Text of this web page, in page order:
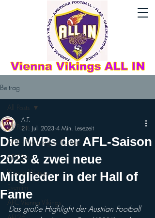
Beitrag
All Posts
AFLE - The League: Europe
AFLE26
Vienna Vikings
Eventim
AFC Vienna Vikings
All Posts
Die MVPs der AFL-Saison
2023 & zwei neue
Mitglieder in der Hall of
Fame
A.T.
21. Juli 2023 4 Min. Lesezeit
Das große Highlight der Austrian Football